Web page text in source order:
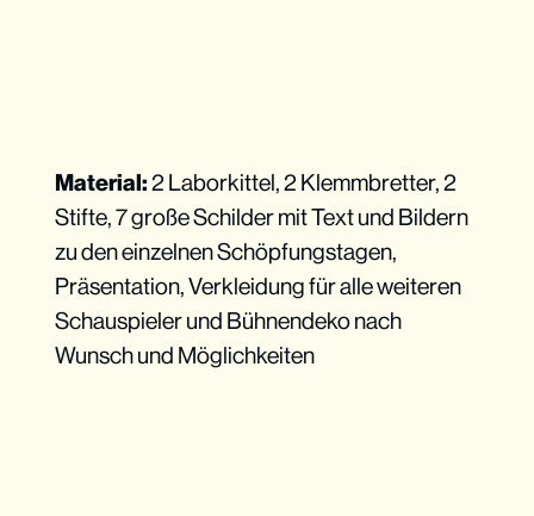
Material:2 Laborkittel, 2 Klemmbretter, 2
Stifte, 7 große Schilder mit Text und Bildern
zu den einzelnen Schöpfungstagen,
Präsentation, Verkleidung für alle weiteren
Schauspieler und Bühnendeko nach
Wunsch und Möglichkeiten